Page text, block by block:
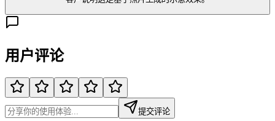
用户评论
提交评论